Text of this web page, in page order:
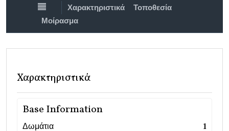
Χαρακτηριστικά
Τοποθεσία
Μοίρασμα
Χαρακτηριστικά
Base Information
Δωμάτια 1